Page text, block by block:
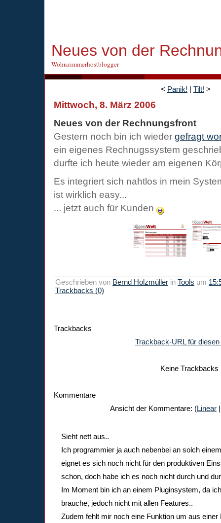
Neues von der
Wohnzimmerhostblogger
< Panik! | Tilt! >
Mittwoch, 8. März 2006
Neues von der Rechnungsfront
Gestern noch bin ich wieder gefragt
ein eigenes Rechnugssystem
durfte ich heute wieder am eigenen
Es integriert sich nahtlos in mein
ist wirklich easy...
... jetzt auch für Kunden
Geschrieben von Bernd Holzmüller in Tools um
Trackbacks (0)
Trackbacks
Trackback-URL für diesen
Keine Trackbacks
Kommentare
Ansicht der Kommentare: (Linear
Sieht nett aus..
Ich programmier ja auch nebenbei an solch
eignet es sich noch nicht für den produktiven
schon, doch habe ich es noch nicht durch und
Im Moment bin ich an einem Pluginsystem, da
brauche, jedoch nicht mit allen Features..
Zudem fehlt mir noch eine Funktion um aus